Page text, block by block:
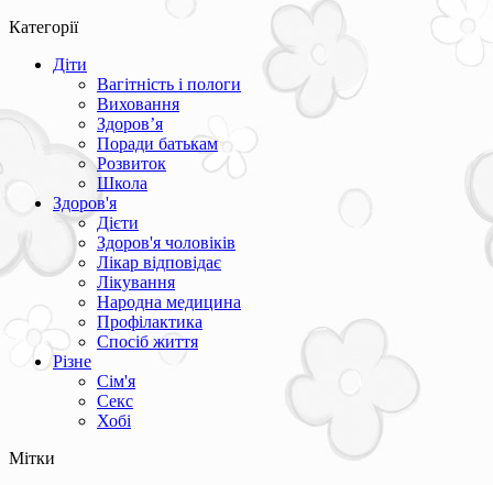
Категорії
Діти
Вагітність і пологи
Виховання
Здоров’я
Поради батькам
Розвиток
Школа
Здоров'я
Дієти
Здоров'я чоловіків
Лікар відповідає
Лікування
Народна медицина
Профілактика
Спосіб життя
Різне
Сім'я
Секс
Хобі
Мітки